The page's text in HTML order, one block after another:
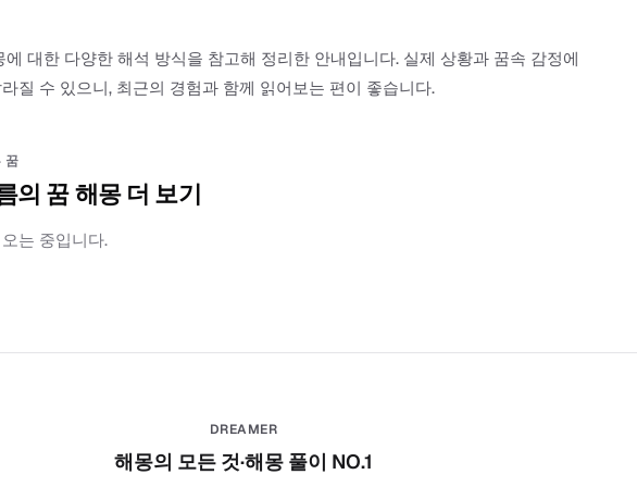
에 대한 다양한 해석 방식을 참고해 정리한 안내입니다. 실제 상황과 꿈속 감정에
질 수 있으니, 최근의 경험과 함께 읽어보는 편이 좋습니다.
꿈
의 꿈 해몽 더 보기
는 중입니다.
DREAMER
해몽의 모든 것·해몽 풀이 NO.1